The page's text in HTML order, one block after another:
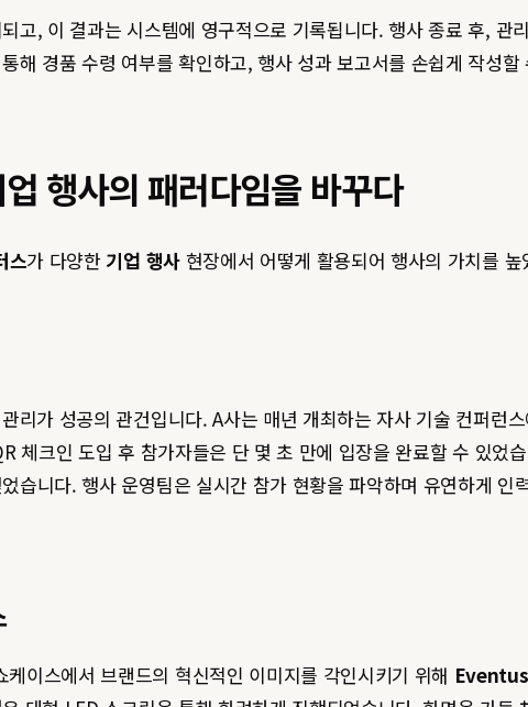
고, 이 결과는 시스템에 영구적으로 기록됩니다. 행사 종료 후,
해 경품 수령 여부를 확인하고, 행사 성과 보고서를 손쉽게 작성할
행사의 패러다임을 바꾸다
스가 다양한 기업 행사현장에서 어떻게 활용되어 행사의 가치를
리가 성공의 관건입니다. A사는 매년 개최하는 자사 기술 컨퍼런
체크인 도입 후 참가자들은 단 몇 초 만에 입장을 완료할 수 있었
습니다. 행사 운영팀은 실시간 참가 현황을 파악하며 유연하게 인
이스에서 브랜드의 혁신적인 이미지를 각인시키기 위해 Eventus